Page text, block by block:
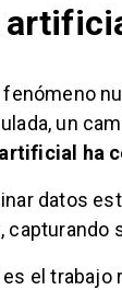
un
ha
datos
capturando
el trabajo